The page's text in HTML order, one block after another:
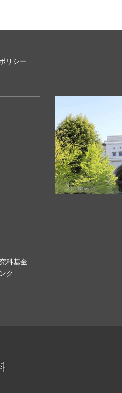
リシー
科基金
ク